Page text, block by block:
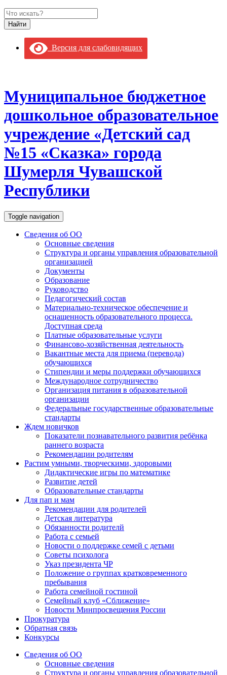
Версия для слабовидящих
Муниципальное бюджетное
дошкольное образовательное
учреждение «Детский сад
№15 «Сказка» города
Шумерля Чувашской
Республики
Toggle navigation
Сведения об ОО
Основные сведения
Структура и органы управления образовательной
организацией
Документы
Образование
Руководство
Педагогический состав
Материально-техническое обеспечение и
оснащенность образовательного процесса.
Доступная среда
Платные образовательные услуги
Финансово-хозяйственная деятельность
Вакантные места для приема (перевода)
обучающихся
Стипендии и меры поддержки обучающихся
Международное сотрудничество
Организация питания в образовательной
организации
Федеральные государственные образовательные
стандарты
Ждем новичков
Показатели познавательного развития ребёнка
раннего возраста
Рекомендации родителям
Растим умными, творческими, здоровыми
Дидактические игры по математике
Развитие детей
Образовательные стандарты
Для пап и мам
Рекомендации для родителей
Детская литература
Обязанности родителй
Работа с семьей
Новости о поддержке семей с детьми
Советы психолога
Указ президента ЧР
Положение о группах кратковременного
пребывания
Работа семейной гостиной
Семейный клуб «Сближение»
Новости Минпросвещения России
Прокуратура
Обратная связь
Конкурсы
Сведения об ОО
Основные сведения
Структура и органы управления образовательной